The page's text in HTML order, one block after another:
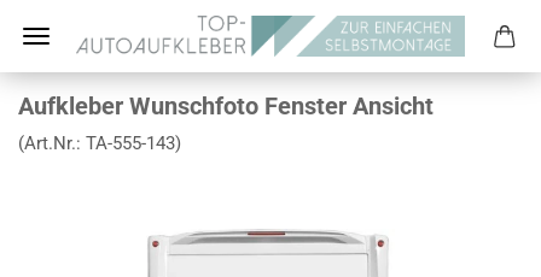
Aufkleber Wunschfoto Fenster Ansicht
(Art.Nr.: TA-555-143)